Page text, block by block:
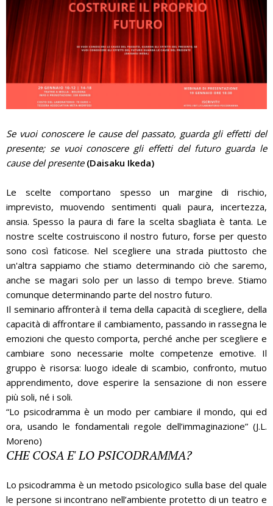
Se vuoi conoscere le cause del passato, guarda gli effetti del
presente; se vuoi conoscere gli effetti del futuro guarda le
cause del presente (Daisaku Ikeda)
Le scelte comportano spesso un margine di rischio,
imprevisto, muovendo sentimenti quali paura, incertezza,
ansia. Spesso la paura di fare la scelta sbagliata è tanta. Le
nostre scelte costruiscono il nostro futuro, forse per questo
sono così faticose. Nel scegliere una strada piuttosto che
un'altra sappiamo che stiamo determinando ciò che saremo,
anche se magari solo per un lasso di tempo breve. Stiamo
comunque determinando parte del nostro futuro.
Il seminario affronterà il tema della capacità di scegliere, della
capacità di affrontare il cambiamento, passando in rassegna le
emozioni che questo comporta, perché anche per scegliere e
cambiare sono necessarie molte competenze emotive. Il
gruppo è risorsa: luogo ideale di scambio, confronto, mutuo
apprendimento, dove esperire la sensazione di non essere
più soli, né i soli.
“Lo psicodramma è un modo per cambiare il mondo, qui ed
ora, usando le fondamentali regole dell’immaginazione” (J.L.
Moreno)
CHE COSA E' LO PSICODRAMMA?
Lo psicodramma è un metodo psicologico sulla base del quale
le persone si incontrano nell’ambiente protetto di un teatro e